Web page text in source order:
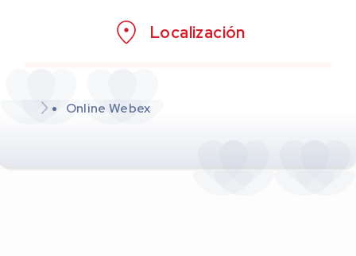
Localización
Online Webex